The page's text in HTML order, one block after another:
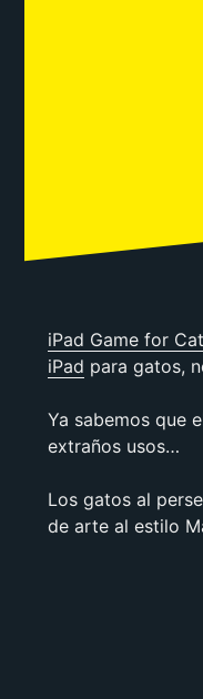
iPad Game for
iPad para gatos,
Ya sabemos que
extraños usos…
Los gatos al
de arte al estilo